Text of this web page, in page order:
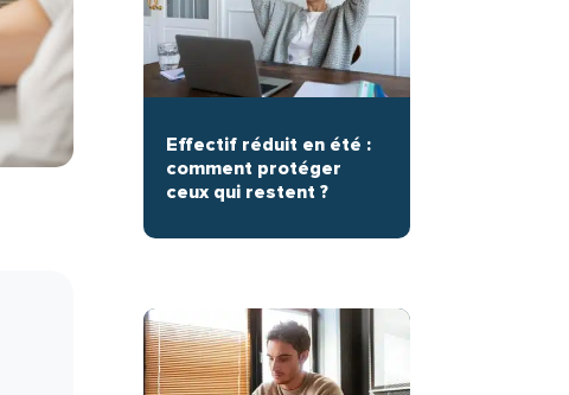
Effectif réduit en été :
comment protéger
ceux qui restent ?